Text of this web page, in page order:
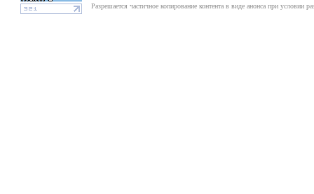
Разрешается частичное копирование контента в виде анонса при условии